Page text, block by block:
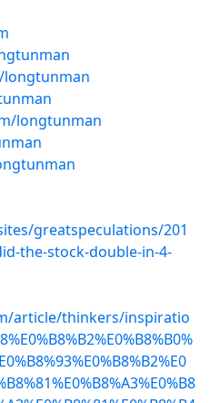
longtunman
longtunman
greatspeculations/201
the-stock-double-in-4-
article/thinkers/inspiratio